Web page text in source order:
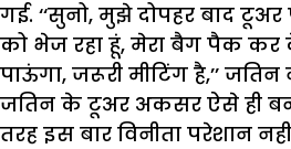
गई. ‘‘सुनो, मुझे दोपहर बाद टूअर
को भेज रहा हूं, मेरा बैग पैक कर
पाऊंगा, जरूरी मीटिंग है,’’
जतिन के टूअर अकसर ऐसे ही
तरह इस बार विनीता परेशान